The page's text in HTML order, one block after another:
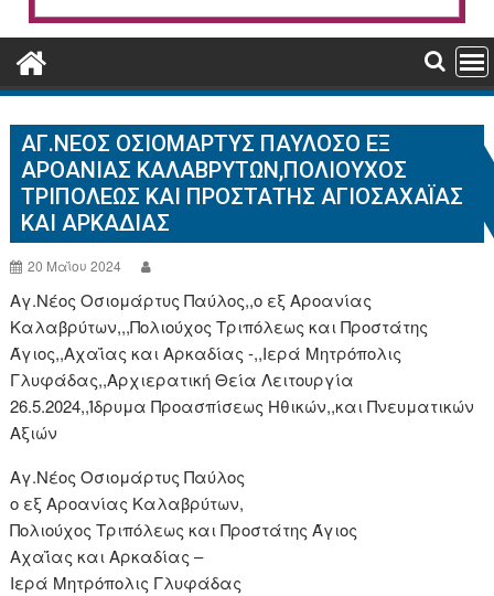
ΑΓ.ΝΈΟΣ ΟΣΙΟΜΆΡΤΥΣ ΠΑΎΛΟΣΟ ΕΞ
ΑΡΟΑΝΊΑΣ ΚΑΛΑΒΡΎΤΩΝ,ΠΟΛΙΟΎΧΟΣ
ΤΡΙΠΌΛΕΩΣ ΚΑΙ ΠΡΟΣΤΆΤΗΣ ΆΓΙΟΣΑΧΑΪ́ΑΣ
ΚΑΙ ΑΡΚΑΔΊΑΣ
20 Μαΐου 2024
Αγ.Νέος Οσιομάρτυς Παύλος,,ο εξ Αροανίας
Καλαβρύτων,,,Πολιούχος Τριπόλεως και Προστάτης
Άγιος,,Αχαΐας και Αρκαδίας -,,Ιερά Μητρόπολις
Γλυφάδας,,Αρχιερατική Θεία Λειτουργία
26.5.2024,,Ίδρυμα Προασπίσεως Ηθικών,,και Πνευματικών
Αξιών
Αγ.Νέος Οσιομάρτυς Παύλος
ο εξ Αροανίας Καλαβρύτων,
Πολιούχος Τριπόλεως και Προστάτης Άγιος
Αχαΐας και Αρκαδίας –
Ιερά Μητρόπολις Γλυφάδας